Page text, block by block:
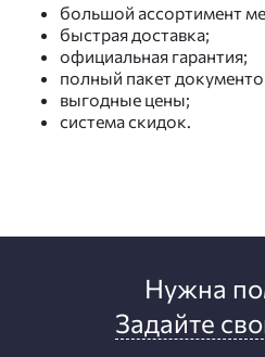
большой ассортимент
быстрая доставка;
официальная гарантия;
полный пакет
выгодные цены;
система скидок.
Нужна
Задайте